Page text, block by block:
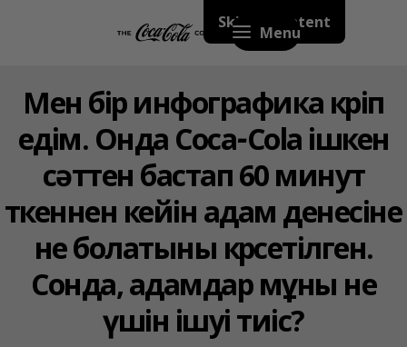
Skip to content
Menu
Мен бір инфографика көріп
едім. Онда Coca‑Cola ішкен
сәттен бастап 60 минут
өткеннен кейін адам денесіне
не болатыны көрсетілген.
Сонда, адамдар мұны не
үшін ішуі тиіс?